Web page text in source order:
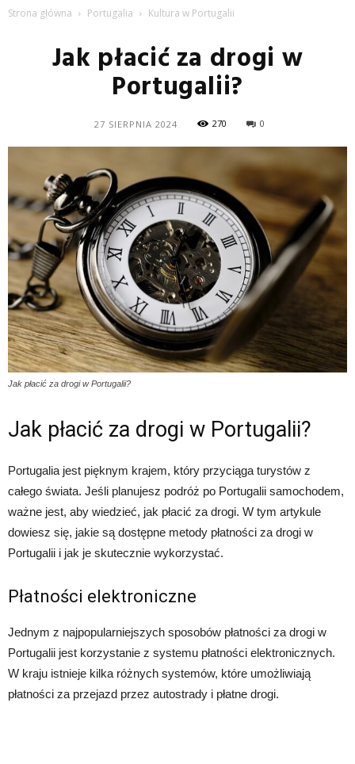
Strona główna Portugalia Kultura w Portugalii
Jak płacić za drogi w
Portugalii?
27 SIERPNIA 2024 270 0
Jak płacić za drogi w Portugalii?
Jak płacić za drogi w Portugalii?
Portugalia jest pięknym krajem, który przyciąga turystów z
całego świata. Jeśli planujesz podróż po Portugalii samochodem,
ważne jest, aby wiedzieć, jak płacić za drogi. W tym artykule
dowiesz się, jakie są dostępne metody płatności za drogi w
Portugalii i jak je skutecznie wykorzystać.
Płatności elektroniczne
Jednym z najpopularniejszych sposobów płatności za drogi w
Portugalii jest korzystanie z systemu płatności elektronicznych.
W kraju istnieje kilka różnych systemów, które umożliwiają
płatności za przejazd przez autostrady i płatne drogi.